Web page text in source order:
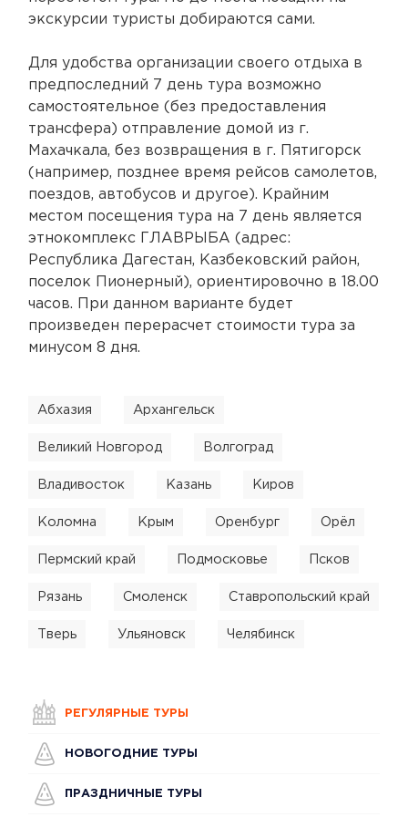
экскурсии туристы добираются сами.
Для удобства организации своего отдыха в
предпоследний 7 день тура возможно
самостоятельное (без предоставления
трансфера) отправление домой из г.
Махачкала, без возвращения в г. Пятигорск
(например, позднее время рейсов самолетов,
поездов, автобусов и другое). Крайним
местом посещения тура на 7 день является
этнокомплекс ГЛАВРЫБА (адрес:
Республика Дагестан, Казбековский район,
поселок Пионерный), ориентировочно в 18.00
часов. При данном варианте будет
произведен перерасчет стоимости тура за
минусом 8 дня.
Абхазия Архангельск
Великий Новгород Волгоград
Владивосток Казань Киров
Коломна Крым Оренбург Орёл
Пермский край Подмосковье Псков
Рязань Смоленск Ставропольский край
Тверь Ульяновск Челябинск
РЕГУЛЯРНЫЕ ТУРЫ
НОВОГОДНИЕ ТУРЫ
ПРАЗДНИЧНЫЕ ТУРЫ